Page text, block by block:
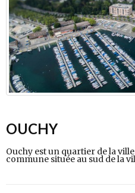
OUCHY
Ouchy est un quartier de la
commune située au sud de la